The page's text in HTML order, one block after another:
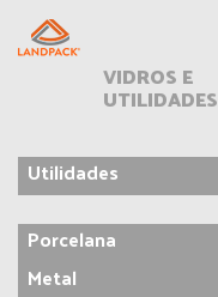
VIDROS E
UTILIDADES
Utilidades
Porcelana
Metal